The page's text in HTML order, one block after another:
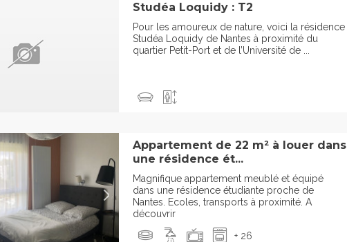
Studéa Loquidy : T2
Pour les amoureux de nature, voici la résidence
Studéa Loquidy de Nantes à proximité du
quartier Petit-Port et de l’Université de ...
Appartement de 22 m² à louer dans
une résidence ét...
Magnifique appartement meublé et équipé
dans une résidence étudiante proche de
Nantes. Ecoles, transports à proximité. A
découvrir
+ 26